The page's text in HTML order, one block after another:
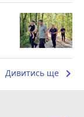
Дивитись ще keyboard_arrow_right